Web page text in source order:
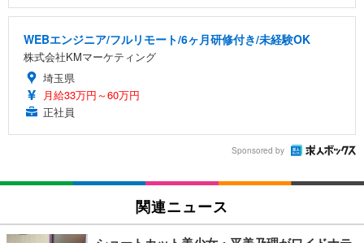
WEBエンジニア/フルリモート/6ヶ月研修付き/未経験OK
株式会社KMマーケティング
埼玉県
月給33万円～60万円
正社員
Sponsored by
関連ニュース